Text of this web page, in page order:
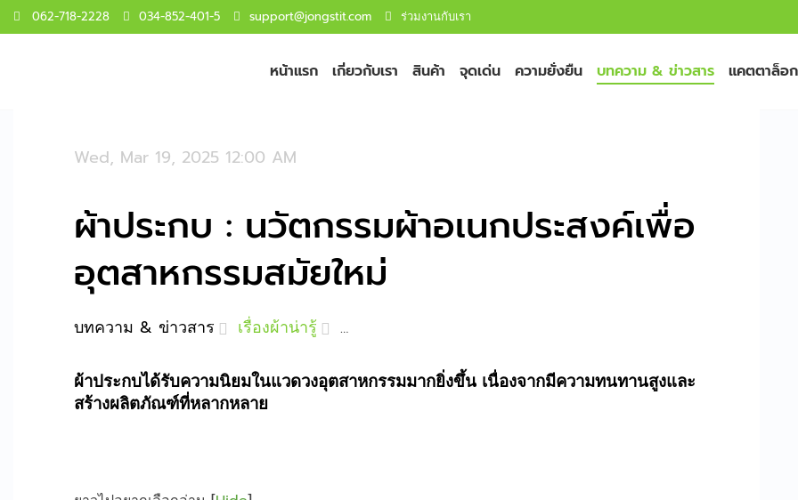
062-718-2228 034-852-401-5 support@jongstit.com ร่วมงานกับเรา
หน้าแรก เกี่ยวกับเรา สินค้า จุดเด่น ความยั่งยืน บทความ & ข่าวสาร แคตตาล็อก
Wed, Mar 19, 2025 12:00 AM
ผ้าประกบ : นวัตกรรมผ้าอเนกประสงค์เพื่อ
อุตสาหกรรมสมัยใหม่
บทความ & ข่าวสาร เรื่องผ้าน่ารู้ ผ้าประกบ : นวัตกรรมผ้าอเนกประสงค์เพื่ออุตสาหกรรมสมัยใหม่
ผ้าประกบได้รับความนิยมในแวดวงอุตสาหกรรมมากยิ่งขึ้น เนื่องจากมีความทนทานสูงและ
สร้างผลิตภัณฑ์ที่หลากหลาย